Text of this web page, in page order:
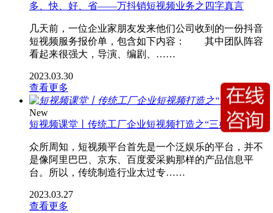
多、快、好、省——万抖销短视频业务之四字真言
几天前，一位企业家朋友发来他们公司收到的一份抖音
短视频服务报价单，包含如下内容： 其中团队阵容
看起来很强大，导演、编剧、……
2023.03.30
查看更多
New
短视频课堂丨传统工厂企业短视频打造之“三好人设”
众所周知，短视频平台首先是一个泛娱乐的平台，并不
是像阿里巴巴、京东、百度爱采购那样的产品信息平
台。所以，传统制造行业太过专……
2023.03.27
查看更多